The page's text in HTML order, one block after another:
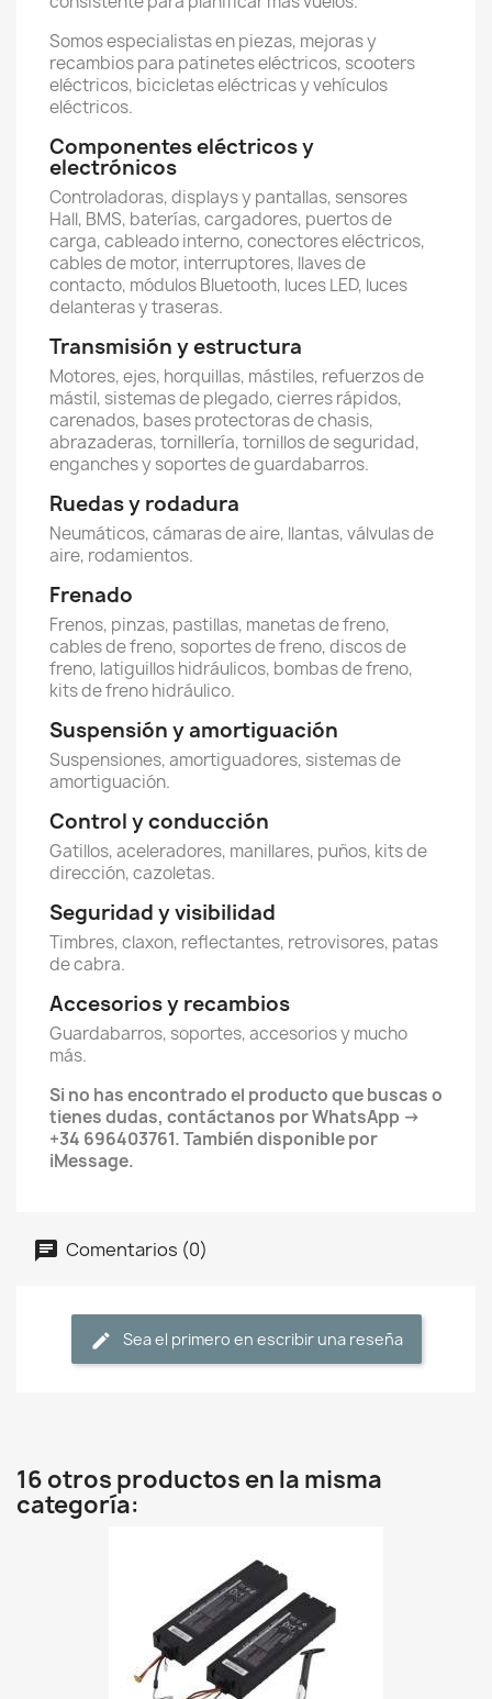
Somos especialistas en piezas, mejoras y
recambios para patinetes eléctricos, scooters
eléctricos, bicicletas eléctricas y vehículos
eléctricos.
Componentes eléctricos y
electrónicos
Controladoras, displays y pantallas, sensores
Hall, BMS, baterías, cargadores, puertos de
carga, cableado interno, conectores eléctricos,
cables de motor, interruptores, llaves de
contacto, módulos Bluetooth, luces LED, luces
delanteras y traseras.
Transmisión y estructura
Motores, ejes, horquillas, mástiles, refuerzos de
mástil, sistemas de plegado, cierres rápidos,
carenados, bases protectoras de chasis,
abrazaderas, tornillería, tornillos de seguridad,
enganches y soportes de guardabarros.
Ruedas y rodadura
Neumáticos, cámaras de aire, llantas, válvulas de
aire, rodamientos.
Frenado
Frenos, pinzas, pastillas, manetas de freno,
cables de freno, soportes de freno, discos de
freno, latiguillos hidráulicos, bombas de freno,
kits de freno hidráulico.
Suspensión y amortiguación
Suspensiones, amortiguadores, sistemas de
amortiguación.
Control y conducción
Gatillos, aceleradores, manillares, puños, kits de
dirección, cazoletas.
Seguridad y visibilidad
Timbres, claxon, reflectantes, retrovisores, patas
de cabra.
Accesorios y recambios
Guardabarros, soportes, accesorios y mucho
más.
Si no has encontrado el producto que buscas o
tienes dudas, contáctanos por WhatsApp ->
+34 696403761. También disponible por
iMessage.
Comentarios (0)
Sea el primero en escribir una reseña
16 otros productos en la misma
categoría: